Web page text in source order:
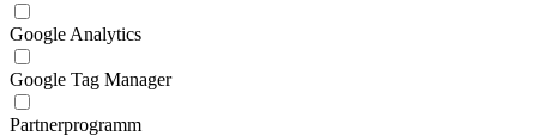
Google Analytics
Google Tag Manager
Partnerprogramm